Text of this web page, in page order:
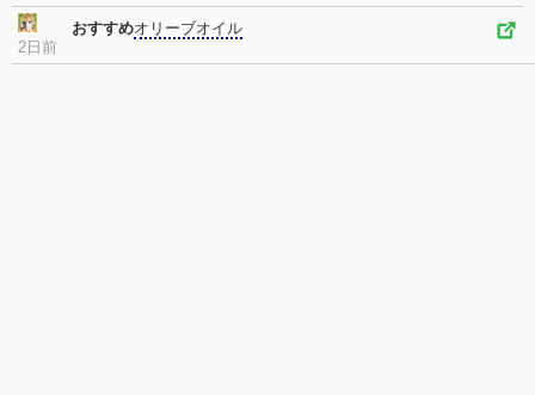
2日前
おすすめオリーブオイル